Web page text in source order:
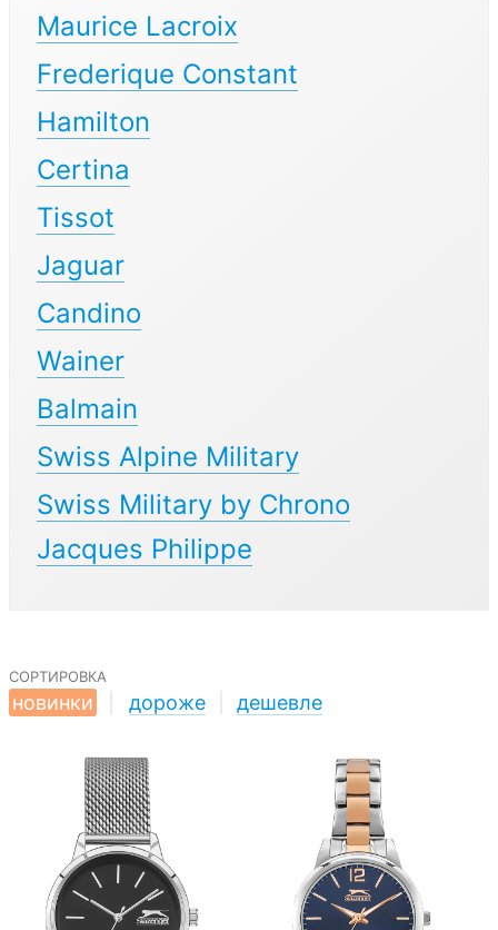
Maurice Lacroix
Frederique Constant
Hamilton
Certina
Tissot
Jaguar
Candino
Wainer
Balmain
Swiss Alpine Military
Swiss Military by Chrono
Jacques Philippe
сортировка
новинки
дороже дешевле